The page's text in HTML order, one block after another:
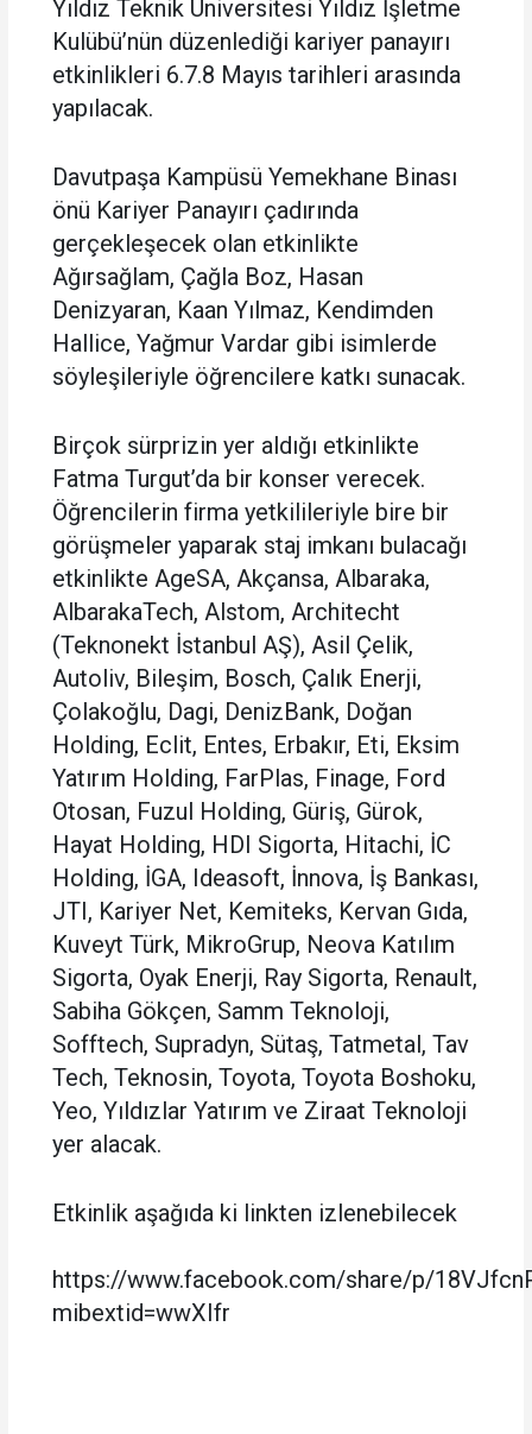
Yıldız Teknik Üniversitesi Yıldız İşletme
Kulübü’nün düzenlediği kariyer panayırı
etkinlikleri 6.7.8 Mayıs tarihleri arasında
yapılacak.
Davutpaşa Kampüsü Yemekhane Binası
önü Kariyer Panayırı çadırında
gerçekleşecek olan etkinlikte
Ağırsağlam, Çağla Boz, Hasan
Denizyaran, Kaan Yılmaz, Kendimden
Hallice, Yağmur Vardar gibi isimlerde
söyleşileriyle öğrencilere katkı sunacak.
Birçok sürprizin yer aldığı etkinlikte
Fatma Turgut’da bir konser verecek.
Öğrencilerin firma yetkilileriyle bire bir
görüşmeler yaparak staj imkanı bulacağı
etkinlikte AgeSA, Akçansa, Albaraka,
AlbarakaTech, Alstom, Architecht
(Teknonekt İstanbul AŞ), Asil Çelik,
Autoliv, Bileşim, Bosch, Çalık Enerji,
Çolakoğlu, Dagi, DenizBank, Doğan
Holding, Eclit, Entes, Erbakır, Eti, Eksim
Yatırım Holding, FarPlas, Finage, Ford
Otosan, Fuzul Holding, Güriş, Gürok,
Hayat Holding, HDI Sigorta, Hitachi, İC
Holding, İGA, Ideasoft, İnnova, İş Bankası,
JTI, Kariyer Net, Kemiteks, Kervan Gıda,
Kuveyt Türk, MikroGrup, Neova Katılım
Sigorta, Oyak Enerji, Ray Sigorta, Renault,
Sabiha Gökçen, Samm Teknoloji,
Sofftech, Supradyn, Sütaş, Tatmetal, Tav
Tech, Teknosin, Toyota, Toyota Boshoku,
Yeo, Yıldızlar Yatırım ve Ziraat Teknoloji
yer alacak.
Etkinlik aşağıda ki linkten izlenebilecek
https://www.facebook.com/share/p/
mibextid=wwXIfr